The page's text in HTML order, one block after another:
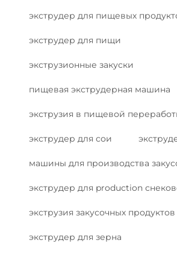
экструдер для пищевых
экструдер для пищи
экструзионные закуски
пищевая экструдерная машина
экструзия в пищевой
экструдер для сои
машины для производства
экструдер для production
экструзия закусочных продуктов
экструдер для зерна